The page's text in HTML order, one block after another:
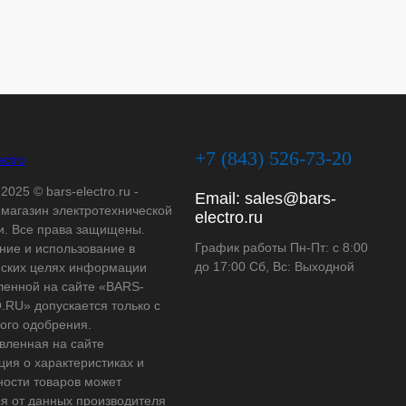
© bars-electro.ru -
электротехнической
Все права защищены.
и использование в
целях информации
на сайте «BARS-
допускается только с
одобрения.
на сайте
о характеристиках и
товаров может
от данных производителя
+7 (843) 526-73-20
Email: sales@bars-
electro.ru
График работы Пн-Пт: с 8:00
до 17:00 Сб, Вс: Выходной